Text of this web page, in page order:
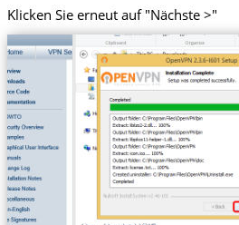
Klicken Sie erneut auf "Nächste >"